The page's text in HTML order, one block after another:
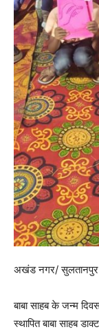
अखंड नगर/ सुलतानपुर
बाबा साहब के जन्म
स्थापित बाबा साहब